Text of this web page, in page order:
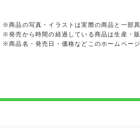
※商品の写真・イラストは実際の商品と一部
※発売から時間の経過している商品は生産・
※商品名・発売日・価格などこのホームペー